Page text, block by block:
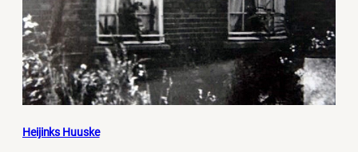
Heijinks Huuske